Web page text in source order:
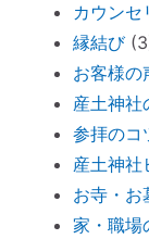
魂の
外、幼
ブッ
法 』
悪い
仏壇
ペッ
カウンセ
縁結び
お客様の
産土神社
参拝のコ
産土神社
お寺・お
家・職場